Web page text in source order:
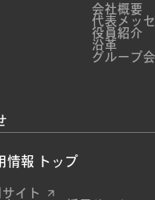
会社概要
代表メッ
役員紹介
沿革
グループ
情報 トップ
イト